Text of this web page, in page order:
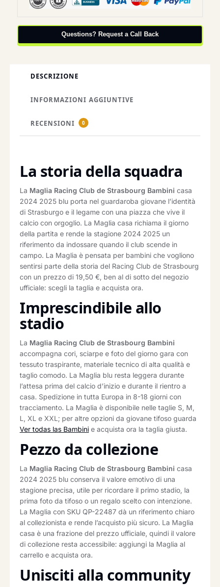
Questions? Request a Call Back
DESCRIZIONE
INFORMAZIONI AGGIUNTIVE
RECENSIONI 0
La storia della squadra
La Maglia Racing Club de Strasbourg Bambini casa
2024 2025 blu porta nel guardaroba giovane l’identità
di Strasburgo e il legame con una piazza che vive il
calcio con orgoglio. La Maglia casa richiama il giorno
della partita e rende la stagione 2024 2025 un
riferimento da indossare quando il club scende in
campo. La Maglia è pensata per bambini che vogliono
sentirsi parte della storia del Racing Club de Strasbourg
con un prezzo di 19,50 €, ben al di sotto del negozio
ufficiale: scegli la taglia e acquista ora.
Imprescindibile allo
stadio
La Maglia Racing Club de Strasbourg Bambini
accompagna cori, sciarpe e foto del giorno gara con
tessuto traspirante, materiale tecnico di alta qualità e
taglio comodo. La Maglia blu resta leggera durante
l’attesa prima del calcio d’inizio e durante il rientro a
casa. Spedizione in tutta Europa in 8-18 giorni con
tracciamento. La Maglia è disponibile nelle taglie S, M,
L, XL e XXL; per altre opzioni da giovane tifoso guarda
Ver todas las Bambini e acquista ora la taglia giusta.
Pezzo da collezione
La Maglia Racing Club de Strasbourg Bambini casa
2024 2025 blu conserva il valore emotivo di una
stagione precisa, utile per ricordare il primo stadio, la
prima foto da tifoso o un regalo scelto con intenzione.
La Maglia con SKU QP-22487 dà un riferimento chiaro
al collezionista e rende l’acquisto più sicuro. La Maglia
casa è una frazione del prezzo ufficiale, quindi il valore
di collezione resta accessibile: aggiungi la Maglia al
carrello e acquista ora.
Unisciti alla community